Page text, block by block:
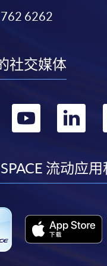
6262
社交媒体
转
流动应